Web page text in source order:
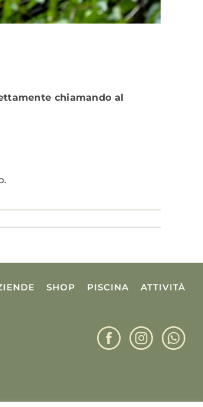
chiamando al
SHOP PISCINA ATTIVITÀ